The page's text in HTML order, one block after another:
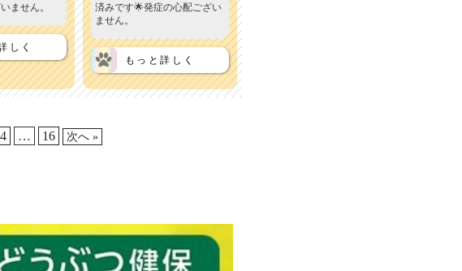
ません。
しく
済みです🌟発症の心配ござい
ません。
もっと詳しく
… 16 次へ »